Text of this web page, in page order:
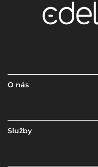
O nás
Služby